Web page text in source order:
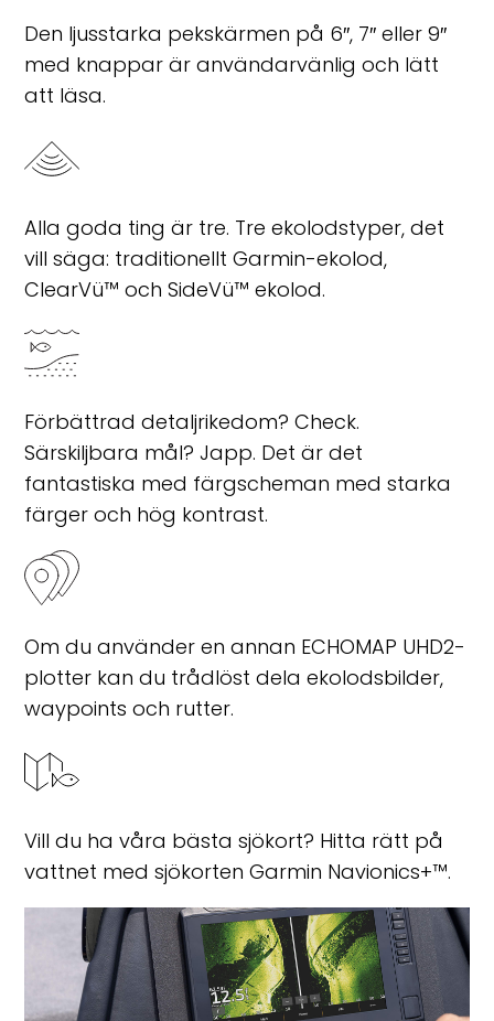
Den ljusstarka pekskärmen på 6″, 7″ eller 9″
med knappar är användarvänlig och lätt
att läsa.
Alla goda ting är tre. Tre ekolodstyper, det
vill säga: traditionellt Garmin-ekolod,
ClearVü™ och SideVü™ ekolod.
Förbättrad detaljrikedom? Check.
Särskiljbara mål? Japp. Det är det
fantastiska med färgscheman med starka
färger och hög kontrast.
Om du använder en annan ECHOMAP UHD2-
plotter kan du trådlöst dela ekolodsbilder,
waypoints och rutter.
Vill du ha våra bästa sjökort? Hitta rätt på
vattnet med sjökorten Garmin Navionics+™.